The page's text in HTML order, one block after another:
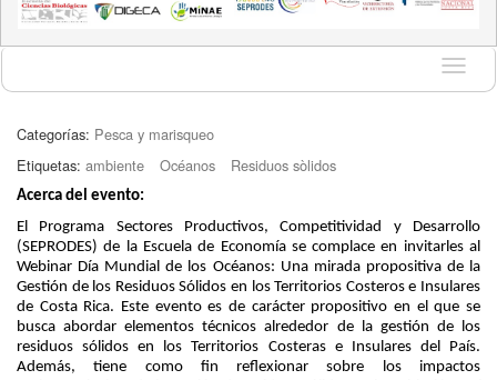
Idioma
Categorías: Pesca y marisqueo
Etiquetas: ambiente Océanos Residuos sòlidos
Acerca del evento:
El Programa Sectores Productivos, Competitividad y Desarrollo
(SEPRODES) de la Escuela de Economía se complace en invitarles al
Webinar Día Mundial de los Océanos: Una mirada propositiva de la
Gestión de los Residuos Sólidos en los Territorios Costeros e Insulares
de Costa Rica. Este evento es de carácter propositivo en el que se
busca abordar elementos técnicos alrededor de la gestión de los
residuos sólidos en los Territorios Costeras e Insulares del País.
Además, tiene como fin reflexionar sobre los impactos